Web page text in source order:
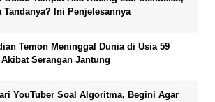
Tandanya? Ini Penjelesannya
Temon Meninggal Dunia di Usia 59
Serangan Jantung
YouTuber Soal Algoritma, Begini Agar